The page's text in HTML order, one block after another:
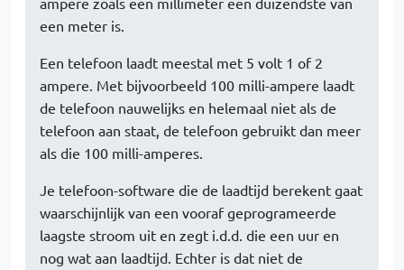
een meter is.
Een telefoon laadt meestal met 5 volt 1 of 2
ampere. Met bijvoorbeeld 100 milli-ampere laadt
de telefoon nauwelijks en helemaal niet als de
telefoon aan staat, de telefoon gebruikt dan meer
als die 100 milli-amperes.
Je telefoon-software die de laadtijd berekent gaat
waarschijnlijk van een vooraf geprogrameerde
laagste stroom uit en zegt i.d.d. die een uur en
nog wat aan laadtijd. Echter is dat niet de